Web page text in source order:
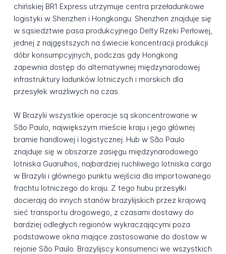
chińskiej BR1 Express utrzymuje centra przeładunkowe
logistyki w Shenzhen i Hongkongu. Shenzhen znajduje się
w sąsiedztwie pasa produkcyjnego Delty Rzeki Perłowej,
jednej z najgęstszych na świecie koncentracji produkcji
dóbr konsumpcyjnych, podczas gdy Hongkong
zapewnia dostęp do alternatywnej międzynarodowej
infrastruktury ładunków lotniczych i morskich dla
przesyłek wrażliwych na czas.
W Brazylii wszystkie operacje są skoncentrowane w
São Paulo, największym mieście kraju i jego głównej
bramie handlowej i logistycznej. Hub w São Paulo
znajduje się w obszarze zasięgu międzynarodowego
lotniska Guarulhos, najbardziej ruchliwego lotniska cargo
w Brazylii i głównego punktu wejścia dla importowanego
frachtu lotniczego do kraju. Z tego hubu przesyłki
docierają do innych stanów brazylijskich przez krajową
sieć transportu drogowego, z czasami dostawy do
bardziej odległych regionów wykraczającymi poza
podstawowe okna mające zastosowanie do dostaw w
rejonie São Paulo. Brazylijscy konsumenci we wszystkich